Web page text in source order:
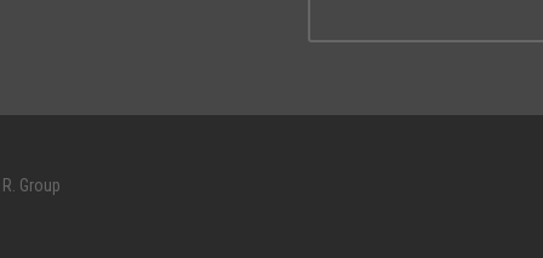
Group